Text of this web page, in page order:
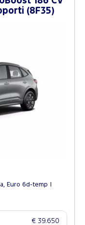
(8F35)
Euro 6d-temp
€ 39.650